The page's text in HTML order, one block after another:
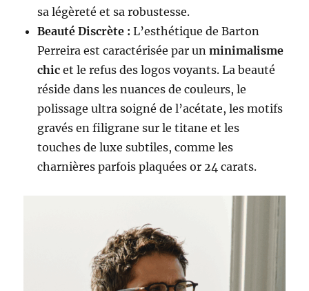
sa légèreté et sa robustesse.
Beauté Discrète : L’esthétique de Barton
Perreira est caractérisée par unminimalisme
chic et le refus des logos voyants. La beauté
réside dans les nuances de couleurs, le
polissage ultra soigné de l’acétate, les motifs
gravés en filigrane sur le titane et les
touches de luxe subtiles, comme les
charnières parfois plaquées or 24 carats.